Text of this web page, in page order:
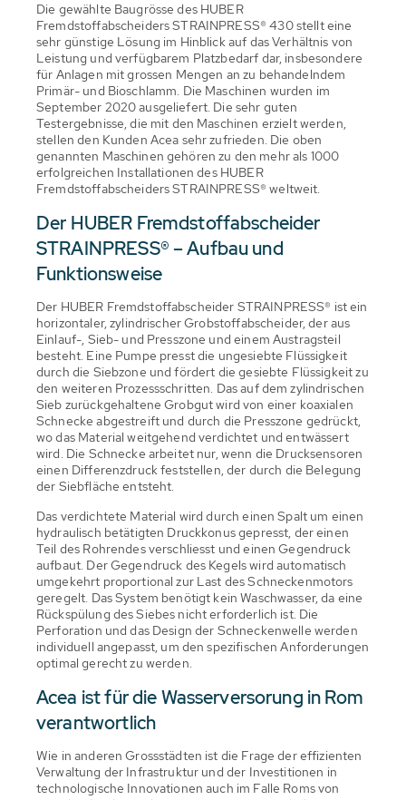
Die gewählte Baugrösse des HUBER
Fremdstoffabscheiders STRAINPRESS® 430 stellt eine
sehr günstige Lösung im Hinblick auf das Verhältnis von
Leistung und verfügbarem Platzbedarf dar, insbesondere
für Anlagen mit grossen Mengen an zu behandelndem
Primär- und Bioschlamm. Die Maschinen wurden im
September 2020 ausgeliefert. Die sehr guten
Testergebnisse, die mit den Maschinen erzielt werden,
stellen den Kunden Acea sehr zufrieden. Die oben
genannten Maschinen gehören zu den mehr als 1000
erfolgreichen Installationen des HUBER
Fremdstoffabscheiders STRAINPRESS® weltweit.
Der HUBER Fremdstoffabscheider
STRAINPRESS® – Aufbau und
Funktionsweise
Der HUBER Fremdstoffabscheider STRAINPRESS® ist ein
horizontaler, zylindrischer Grobstoffabscheider, der aus
Einlauf-, Sieb- und Presszone und einem Austragsteil
besteht. Eine Pumpe presst die ungesiebte Flüssigkeit
durch die Siebzone und fördert die gesiebte Flüssigkeit zu
den weiteren Prozessschritten. Das auf dem zylindrischen
Sieb zurückgehaltene Grobgut wird von einer koaxialen
Schnecke abgestreift und durch die Presszone gedrückt,
wo das Material weitgehend verdichtet und entwässert
wird. Die Schnecke arbeitet nur, wenn die Drucksensoren
einen Differenzdruck feststellen, der durch die Belegung
der Siebfläche entsteht.
Das verdichtete Material wird durch einen Spalt um einen
hydraulisch betätigten Druckkonus gepresst, der einen
Teil des Rohrendes verschliesst und einen Gegendruck
aufbaut. Der Gegendruck des Kegels wird automatisch
umgekehrt proportional zur Last des Schneckenmotors
geregelt. Das System benötigt kein Waschwasser, da eine
Rückspülung des Siebes nicht erforderlich ist. Die
Perforation und das Design der Schneckenwelle werden
individuell angepasst, um den spezifischen Anforderungen
optimal gerecht zu werden.
Acea ist für die Wasserversorung in Rom
verantwortlich
Wie in anderen Grossstädten ist die Frage der effizienten
Verwaltung der Infrastruktur und der Investitionen in
technologische Innovationen auch im Falle Roms von